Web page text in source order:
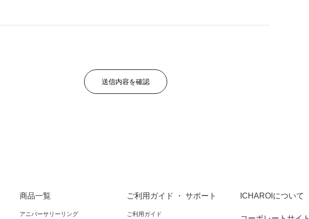
商品一覧
アニバーサリーリング
ご利用ガイド ・ サポート
ご利用ガイド
ICHAROIについて